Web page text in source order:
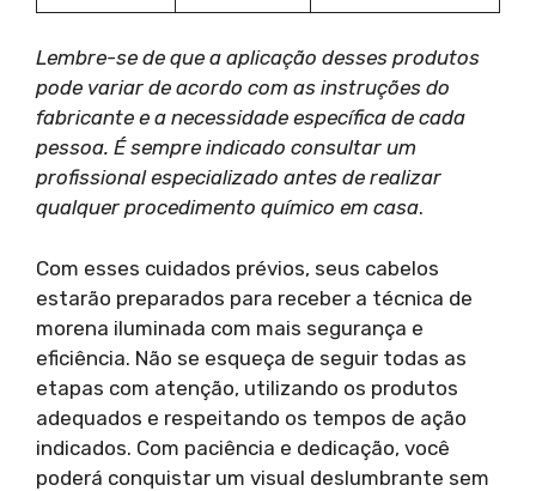
Lembre-se de que a aplicação desses produtos
pode variar de acordo com as instruções do
fabricante e a necessidade específica de cada
pessoa. É sempre indicado consultar um
profissional especializado antes de realizar
qualquer procedimento químico em casa.
Com esses cuidados prévios, seus cabelos
estarão preparados para receber a técnica de
morena iluminada com mais segurança e
eficiência. Não se esqueça de seguir todas as
etapas com atenção, utilizando os produtos
adequados e respeitando os tempos de ação
indicados. Com paciência e dedicação, você
poderá conquistar um visual deslumbrante sem